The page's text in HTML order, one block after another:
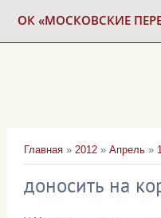
ОК «МОСКОВСКИЕ
Главная » 2012 » Апрель »
доносить на